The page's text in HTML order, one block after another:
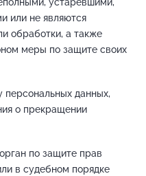
или не являются
обработки, а также
меры по защите своих
персональных данных,
о прекращении
по защите прав
в судебном порядке